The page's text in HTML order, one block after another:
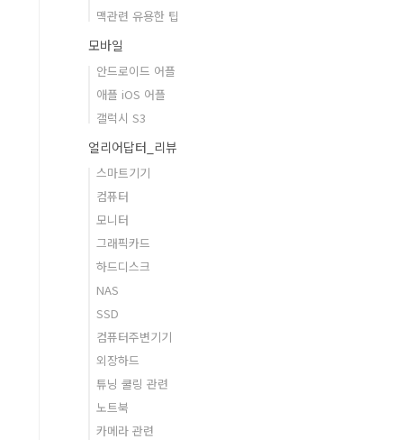
맥관련 유용한 팁
모바일
안드로이드 어플
애플 iOS 어플
갤럭시 S3
얼리어답터_리뷰
스마트기기
컴퓨터
모니터
그래픽카드
하드디스크
NAS
SSD
컴퓨터주변기기
외장하드
튜닝 쿨링 관련
노트북
카메라 관련